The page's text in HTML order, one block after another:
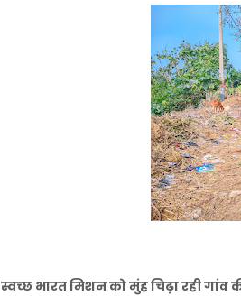
स्वच्छ भारत मिशन को मुंह चिढ़ा रही गांव